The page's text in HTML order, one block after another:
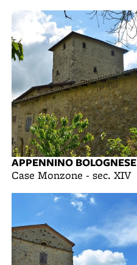
APPENNINO BOLOGNESE
Case Monzone - sec. XIV